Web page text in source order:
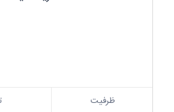
ظرفیت